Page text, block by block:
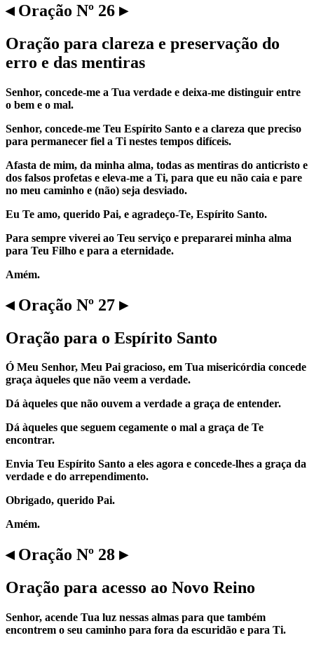
◂ Oração Nº 26 ▸
Oração para clareza e preservação do
erro e das mentiras
Senhor, concede-me a Tua verdade e deixa-me distinguir entre
o bem e o mal.
Senhor, concede-me Teu Espírito Santo e a clareza que preciso
para permanecer fiel a Ti nestes tempos difíceis.
Afasta de mim, da minha alma, todas as mentiras do anticristo e
dos falsos profetas e eleva-me a Ti, para que eu não caia e pare
no meu caminho e (não) seja desviado.
Eu Te amo, querido Pai, e agradeço-Te, Espírito Santo.
Para sempre viverei ao Teu serviço e prepararei minha alma
para Teu Filho e para a eternidade.
Amém.
◂ Oração Nº 27 ▸
Oração para o Espírito Santo
Ó Meu Senhor, Meu Pai gracioso, em Tua misericórdia concede
graça àqueles que não veem a verdade.
Dá àqueles que não ouvem a verdade a graça de entender.
Dá àqueles que seguem cegamente o mal a graça de Te
encontrar.
Envia Teu Espírito Santo a eles agora e concede-lhes a graça da
verdade e do arrependimento.
Obrigado, querido Pai.
Amém.
◂ Oração Nº 28 ▸
Oração para acesso ao Novo Reino
Senhor, acende Tua luz nessas almas para que também
encontrem o seu caminho para fora da escuridão e para Ti.